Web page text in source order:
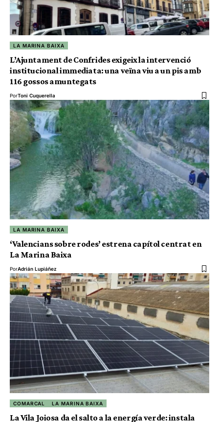
LA MARINA BAIXA
L’Ajuntament de Confrides exigeix la intervenció
institucional immediata: una veïna viu a un pis amb
116 gossos amuntegats
PorToni Cuquerella
LA MARINA BAIXA
‘Valencians sobre rodes’ estrena capítol centrat en
La Marina Baixa
PorAdrián Lupiáñez
COMARCAL LA MARINA BAIXA
La Vila Joiosa da el salto a la energía verde: instala